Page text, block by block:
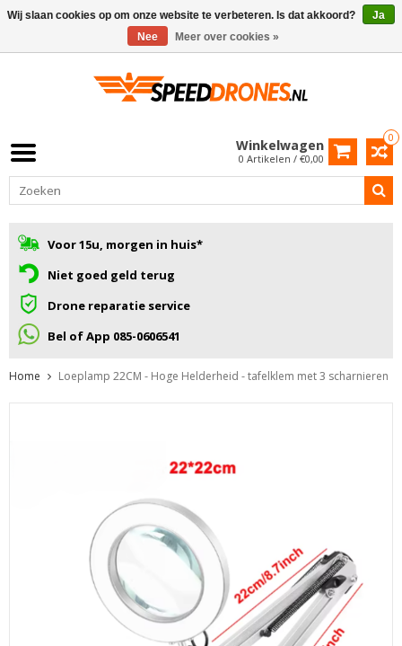
0
Winkelwagen
0 Artikelen / €0,00
Voor 15u, morgen in huis*
Niet goed geld terug
Drone reparatie service
Bel of App 085-0606541
Home Loeplamp 22CM - Hoge Helderheid - tafelklem met 3 scharnieren
Wij slaan cookies op om onze website te verbeteren. Is dat akkoord?
Ja
Nee
Meer over cookies »